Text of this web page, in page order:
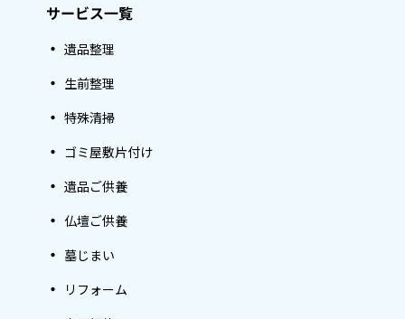
サービス一覧
遺品整理
生前整理
特殊清掃
ゴミ屋敷片付け
遺品ご供養
仏壇ご供養
墓じまい
リフォーム